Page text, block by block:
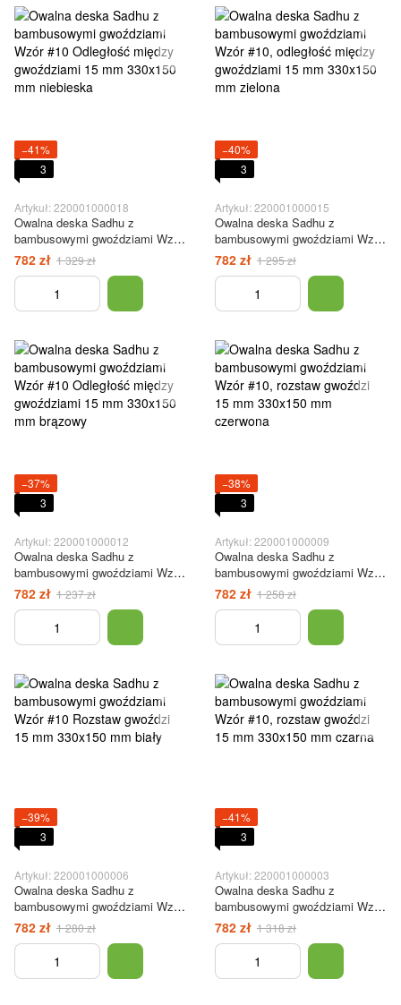
−41%
3
Artykuł: 220001000018
Owalna deska Sadhu z
bambusowymi gwoździami Wzór
#10 Odległość między
gwoździami 15 mm 330x150 mm
niebieska
782 zł 1 329 zł
−40%
3
Artykuł: 220001000015
Owalna deska Sadhu z
bambusowymi gwoździami Wzór
#10, odległość między
gwoździami 15 mm 330x150 mm
782 zł 1 295 zł
−37%
3
Artykuł: 220001000012
Owalna deska Sadhu z
bambusowymi gwoździami Wzór
#10 Odległość między
gwoździami 15 mm 330x150 mm
brązowy
782 zł 1 237 zł
−38%
3
Artykuł: 220001000009
Owalna deska Sadhu z
bambusowymi gwoździami Wzór
#10, rozstaw gwoździ 15 mm
330x150 mm czerwona
782 zł 1 258 zł
−39%
3
Artykuł: 220001000006
Owalna deska Sadhu z
bambusowymi gwoździami Wzór
#10 Rozstaw gwoździ 15 mm
330x150 mm biały
782 zł 1 280 zł
−41%
3
Artykuł: 220001000003
Owalna deska Sadhu z
bambusowymi gwoździami Wzór
#10, rozstaw gwoździ 15 mm
330x150 mm czarna
782 zł 1 318 zł